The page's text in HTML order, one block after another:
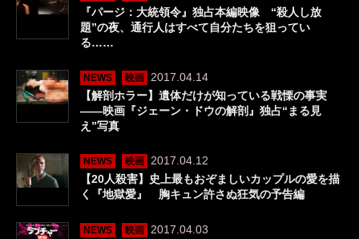
『パージ：大統領令』独占本編映像 “殺人し放
題”の夜、通行人はすべて自分たちを狙ってい
る……
NEWS 映画
2017.04.14
【解剖ホラー】遺体だけが知っている戦慄の事実
――映画『ジェーン・ドウの解剖』独占“まる見
え”写真
NEWS 映画
2017.04.12
【20人殺害】史上最もおぞましいカップルの愛を描
く『地獄愛』 胸キュン許さぬ狂気の予告編
NEWS 映画
2017.04.03